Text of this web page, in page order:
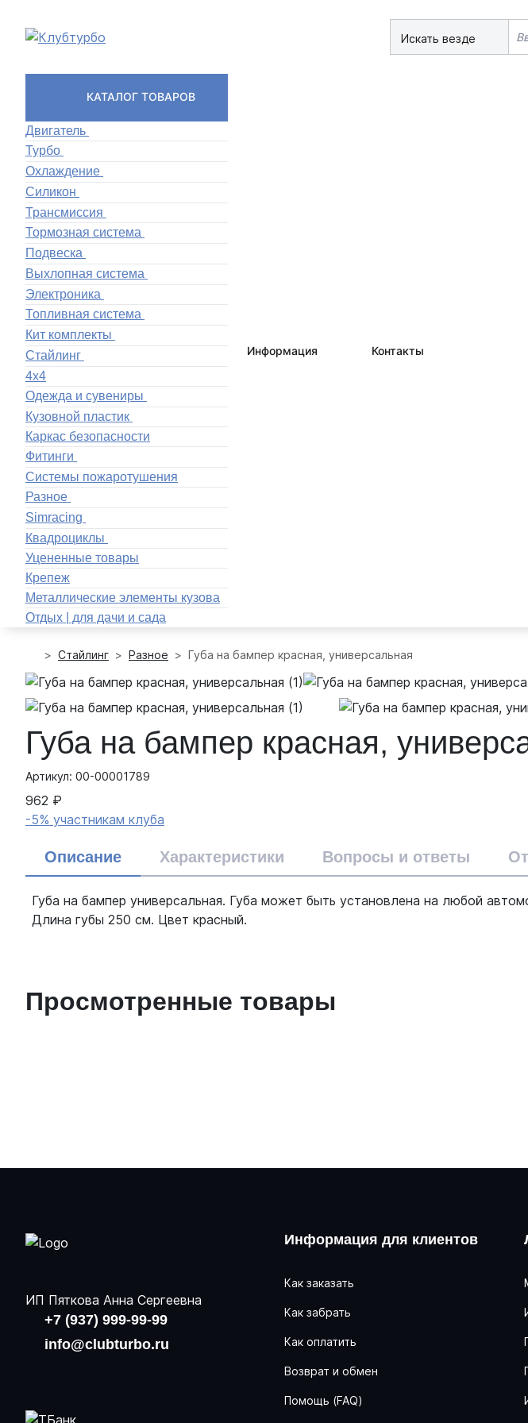
Искать везде
КАТАЛОГ ТОВАРОВ
Двигатель
Турбо
Охлаждение
Силикон
Трансмиссия
Тормозная система
Подвеска
Выхлопная система
Электроника
Топливная система
Кит комплекты
Стайлинг
4x4
Одежда и сувениры
Кузовной пластик
Каркас безопасности
Фитинги
Системы пожаротушения
Разное
Simracing
Квадроциклы
Уцененные товары
Крепеж
Металлические элементы кузова
Отдых | для дачи и сада
Информация Контакты
Стайлинг Разное Губа на бампер красная, универсальная
Губа на бампер красная,
Артикул: 00-00001789
962 ₽
-5% участникам клуба
Описание Характеристики Вопросы и ответы
Губа на бампер универсальная. Губа может быть установлена на любой
Длина губы 250 см. Цвет красный.
Просмотренные товары
ИП Пяткова Анна Сергеевна
+7 (937) 999-99-99
info@clubturbo.ru
Информация для клиентов
Как заказать
Как забрать
Как оплатить
Возврат и обмен
Помощь (FAQ)